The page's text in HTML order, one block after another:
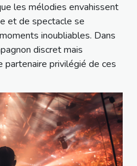
les mélodies envahissent
et de spectacle se
inoubliables. Dans
discret mais
privilégié de ces